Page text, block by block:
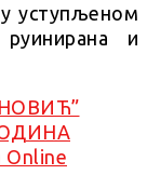
у уступљеном
и